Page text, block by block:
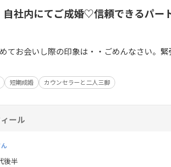
社内にてご成婚♡信頼できるパー
てお会いし際の印象は・・ごめんなさい。
短期成婚 カウンセラーと二人三脚
ール
後半